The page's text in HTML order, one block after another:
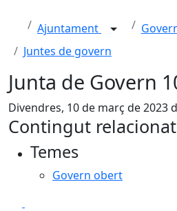
Ajuntament
Juntes de govern
Junta de Govern
Divendres, 10 de març de 2023
Contingut relacionat
Temes
Govern obert